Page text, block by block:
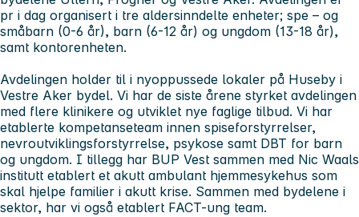
pr i dag organisert i tre aldersinndelte enheter; spe – og
småbarn (0-6 år), barn (6-12 år) og ungdom (13-18 år),
samt kontorenheten.
Avdelingen holder til i nyoppussede lokaler på Huseby i
Vestre Aker bydel. Vi har de siste årene styrket avdelingen
med flere klinikere og utviklet nye faglige tilbud. Vi har
etablerte kompetanseteam innen spiseforstyrrelser,
nevroutviklingsforstyrrelse, psykose samt DBT for barn
og ungdom. I tillegg har BUP Vest sammen med Nic Waals
institutt etablert et akutt ambulant hjemmesykehus som
skal hjelpe familier i akutt krise. Sammen med bydelene i
sektor, har vi også etablert FACT-ung team.